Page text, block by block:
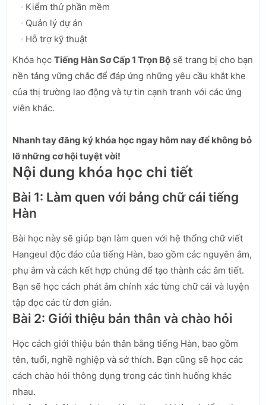
Kiểm thử phần mềm
Quản lý dự án
Hỗ trợ kỹ thuật
Khóa học Tiếng Hàn Sơ Cấp 1 Trọn Bộ sẽ trang bị cho bạn
nền tảng vững chắc để đáp ứng những yêu cầu khắt khe
của thị trường lao động và tự tin cạnh tranh với các ứng
viên khác.
Nhanh tay đăng ký khóa học ngay hôm nay để không bỏ
lỡ những cơ hội tuyệt vời!
Nội dung khóa học chi tiết
Bài 1: Làm quen với bảng chữ cái tiếng
Hàn
Bài học này sẽ giúp bạn làm quen với hệ thống chữ viết
Hangeul độc đáo của tiếng Hàn, bao gồm các nguyên âm,
phụ âm và cách kết hợp chúng để tạo thành các âm tiết.
Bạn sẽ học cách phát âm chính xác từng chữ cái và luyện
tập đọc các từ đơn giản.
Bài 2: Giới thiệu bản thân và chào hỏi
Học cách giới thiệu bản thân bằng tiếng Hàn, bao gồm
tên, tuổi, nghề nghiệp và sở thích. Bạn cũng sẽ học các
cách chào hỏi thông dụng trong các tình huống khác
nhau.